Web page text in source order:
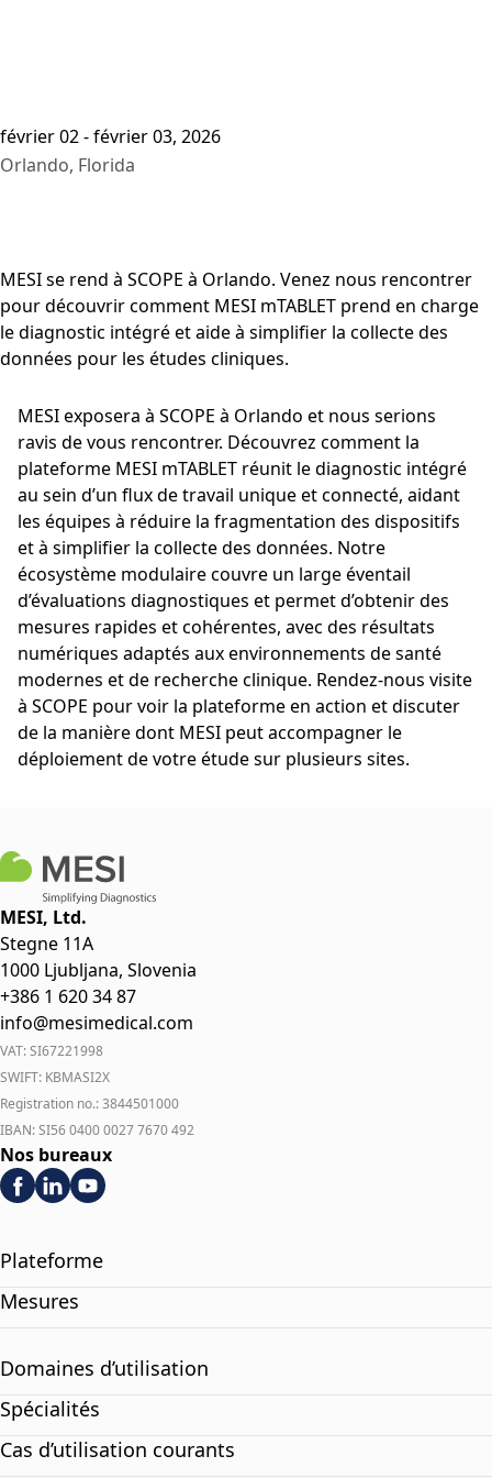
février 02 - février 03, 2026
Orlando, Florida
MESI se rend à SCOPE à Orlando. Venez nous rencontrer
pour découvrir comment MESI mTABLET prend en charge
le diagnostic intégré et aide à simplifier la collecte des
données pour les études cliniques.
MESI exposera à SCOPE à Orlando et nous serions
ravis de vous rencontrer. Découvrez comment la
plateforme MESI mTABLET réunit le diagnostic intégré
au sein d’un flux de travail unique et connecté, aidant
les équipes à réduire la fragmentation des dispositifs
et à simplifier la collecte des données. Notre
écosystème modulaire couvre un large éventail
d’évaluations diagnostiques et permet d’obtenir des
mesures rapides et cohérentes, avec des résultats
numériques adaptés aux environnements de santé
modernes et de recherche clinique. Rendez-nous visite
à SCOPE pour voir la plateforme en action et discuter
de la manière dont MESI peut accompagner le
déploiement de votre étude sur plusieurs sites.
MESI, Ltd.
Stegne 11A
1000 Ljubljana, Slovenia
+386 1 620 34 87
info@mesimedical.com
VAT: SI67221998
SWIFT: KBMASI2X
Registration no.: 3844501000
IBAN: SI56 0400 0027 7670 492
Nos bureaux
Plateforme
Mesures
Domaines d’utilisation
Spécialités
Cas d’utilisation courants